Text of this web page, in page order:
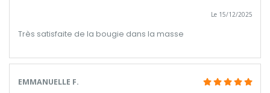
Le 15/12/2025
Très satisfaite de la bougie dans la masse
EMMANUELLE F.